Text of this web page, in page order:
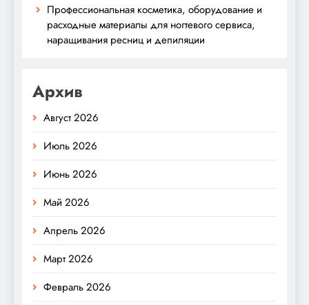
Профессиональная косметика, оборудование и
расходные материалы для ногтевого сервиса,
наращивания ресниц и депиляции
Архив
Август 2026
Июль 2026
Июнь 2026
Май 2026
Апрель 2026
Март 2026
Февраль 2026